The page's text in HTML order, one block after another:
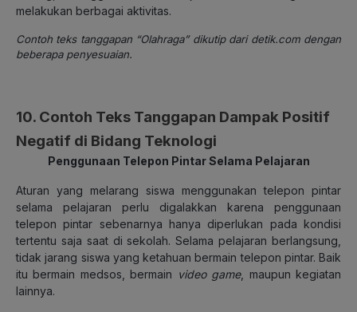
melakukan berbagai aktivitas.
Contoh teks tanggapan “Olahraga” dikutip dari detik.com dengan
beberapa penyesuaian.
10. Contoh Teks Tanggapan Dampak Positif
Negatif di Bidang Teknologi
Penggunaan Telepon Pintar Selama Pelajaran
Aturan yang melarang siswa menggunakan telepon pintar
selama pelajaran perlu digalakkan karena penggunaan
telepon pintar sebenarnya hanya diperlukan pada kondisi
tertentu saja saat di sekolah. Selama pelajaran berlangsung,
tidak jarang siswa yang ketahuan bermain telepon pintar. Baik
itu bermain medsos, bermain video game, maupun kegiatan
lainnya.